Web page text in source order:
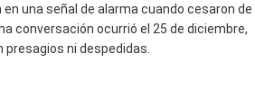
una señal de alarma cuando cesaron de
conversación ocurrió el 25 de diciembre,
presagios ni despedidas.